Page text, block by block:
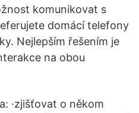
komunikovat s
domácí telefony
Nejlepším řešením je
na obou
·zjišťovat o někom